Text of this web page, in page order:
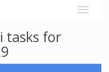
tasks for